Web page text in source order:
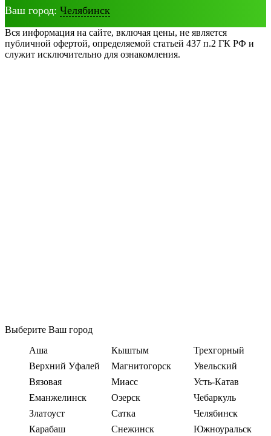
Ваш город: Челябинск
Вся информация на сайте, включая цены, не является
публичной офертой, определяемой статьей 437 п.2 ГК РФ и
служит исключительно для ознакомления.
Выберите Ваш город
Аша
Верхний Уфалей
Вязовая
Еманжелинск
Златоуст
Карабаш
Кыштым
Магнитогорск
Миасс
Озерск
Сатка
Снежинск
Трехгорный
Увельский
Усть-Катав
Чебаркуль
Челябинск
Южноуральск